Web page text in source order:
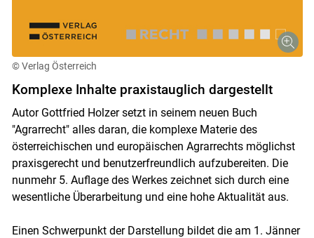
© Verlag Österreich
Komplexe Inhalte praxistauglich dargestellt
Autor Gottfried Holzer setzt in seinem neuen Buch
"Agrarrecht" alles daran, die komplexe Materie des
österreichischen und europäischen Agrarrechts möglichst
praxisgerecht und benutzerfreundlich aufzubereiten. Die
nunmehr 5. Auflage des Werkes zeichnet sich durch eine
wesentliche Überarbeitung und eine hohe Aktualität aus.
Einen Schwerpunkt der Darstellung bildet die am 1. Jänner